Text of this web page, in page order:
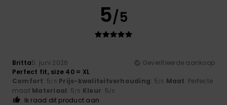
5/5
Britta5. juni 2026
Geverifieerde aankoop
Perfect fit, size 40 = XL
Comfort: 5/5 Prijs-kwaliteitverhouding: 5/5 Maat: Perfecte
maat Materiaal: 5/5 Kleur: 5/5
Ik raad dit product aan